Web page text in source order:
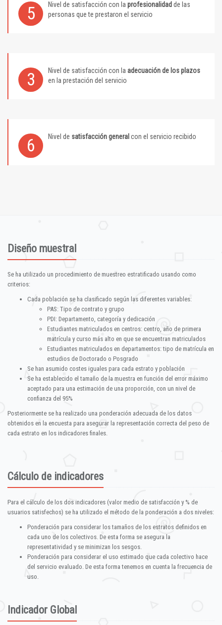
5 Nivel de satisfacción con la profesionalidad de las
personas que te prestaron el servicio
3 Nivel de satisfacción con la adecuación de los plazos
en la prestación del servicio
6 Nivel de satisfacción general con el servicio recibido
Diseño muestral
Se ha utilizado un procedimiento de muestreo estratificado usando como
criterios:
Cada población se ha clasificado según las diferentes variables:
PAS: Tipo de contrato y grupo
PDI: Departamento, categoría y dedicación
Estudiantes matriculados en centros: centro, año de primera
matrícula y curso más alto en que se encuentran matriculados
Estudiantes matriculados en departamentos: tipo de matrícula en
estudios de Doctorado o Posgrado
Se han asumido costes iguales para cada estrato y población
Se ha establecido el tamaño de la muestra en función del error máximo
aceptado para una estimación de una proporción, con un nivel de
confianza del 95%
Posteriormente se ha realizado una ponderación adecuada de los datos
obtenidos en la encuesta para asegurar la representación correcta del peso de
cada estrato en los indicadores finales.
Cálculo de indicadores
Para el cálculo de los dos indicadores (valor medio de satisfacción y % de
usuarios satisfechos) se ha utilizado el método de la ponderación a dos niveles:
Ponderación para considerar los tamaños de los estratos definidos en
cada uno de los colectivos. De esta forma se asegura la
representatividad y se minimizan los sesgos.
Ponderación para considerar el uso estimado que cada colectivo hace
del servicio evaluado. De esta forma tenemos en cuenta la frecuencia de
uso.
Indicador Global